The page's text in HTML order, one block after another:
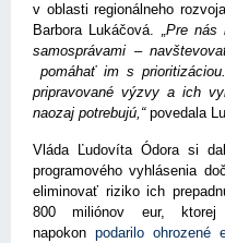
v oblasti regionálneho
Barbora Lukáčová.
„Pre
samosprávami –
pomáhať im s
pripravované výzvy a ich
naozaj potrebujú,“ povedala
Vláda Ľudovíta Ódora si
programového vyhlásenia
eliminovať riziko ich
800 miliónov eur, ktorej
napokonpodarilo ohrozené